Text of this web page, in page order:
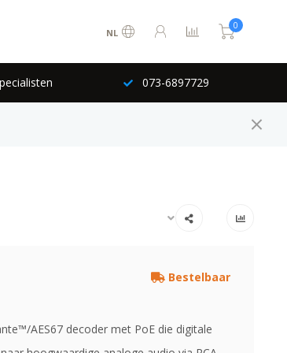
NL
0
073-6897729
Bestelbaar
AES67 decoder met PoE die digitale